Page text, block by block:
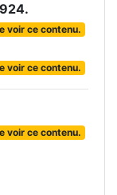
voir ce contenu.
voir ce contenu.
voir ce contenu.